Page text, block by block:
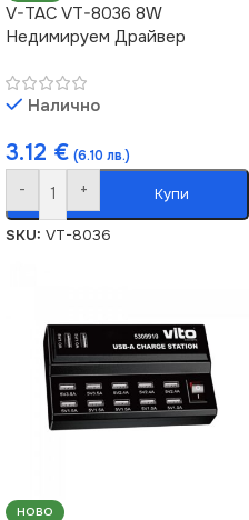
V-TAC VT-8036 8W
Недимируем Драйвер
Налично
3.12 € (6.10 лв.)
- + Купи
SKU: VT-8036
НОВО